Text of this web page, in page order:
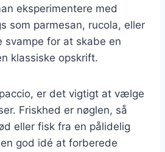
eksperimentere med
som parmesan, rucola, eller
svampe for at skabe en
klassiske opskrift.
er det vigtigt at vælge
Friskhed er nøglen, så
eller fisk fra en pålidelig
god idé at forberede